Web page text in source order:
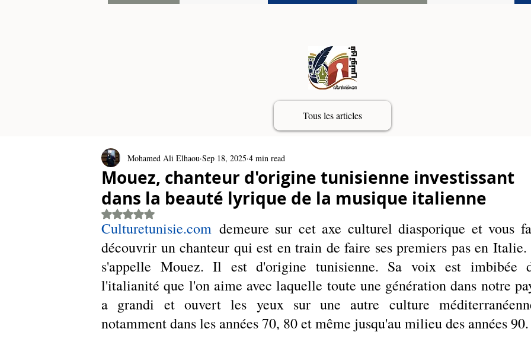
Tous les articles
Mouez, chanteur d'origine tunisienne investissant
dans la beauté lyrique de la musique italienne
Mohamed Ali Elhaou Sep 18, 2025 4 min read
Rated NaN out of 5 stars.
Culturetunisie.com demeure sur cet axe culturel diasporique et vous
découvrir un chanteur qui est en train de faire ses premiers pas en
s'appelle Mouez. Il est d'origine tunisienne. Sa voix est imbibée
l'italianité que l'on aime avec laquelle toute une génération dans notre
a grandi et ouvert les yeux sur une autre culture
notamment dans les années 70, 80 et même jusqu'au milieu des années 90.